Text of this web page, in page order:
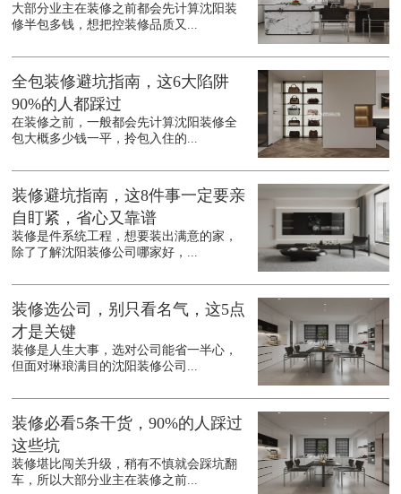
大部分业主在装修之前都会先计算沈阳装
修半包多钱，想把控装修品质又...
全包装修避坑指南，这6大陷阱
90%的人都踩过
在装修之前，一般都会先计算沈阳装修全
包大概多少钱一平，拎包入住的...
装修避坑指南，这8件事一定要亲
自盯紧，省心又靠谱
装修是件系统工程，想要装出满意的家，
除了了解沈阳装修公司哪家好，...
装修选公司，别只看名气，这5点
才是关键
装修是人生大事，选对公司能省一半心，
但面对琳琅满目的沈阳装修公司...
装修必看5条干货，90%的人踩过
这些坑
装修堪比闯关升级，稍有不慎就会踩坑翻
车，所以大部分业主在装修之前...